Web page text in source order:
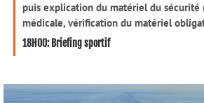
puis explication du matériel du sécurité
médicale, vérification du matériel
18H00: Briefing sportif